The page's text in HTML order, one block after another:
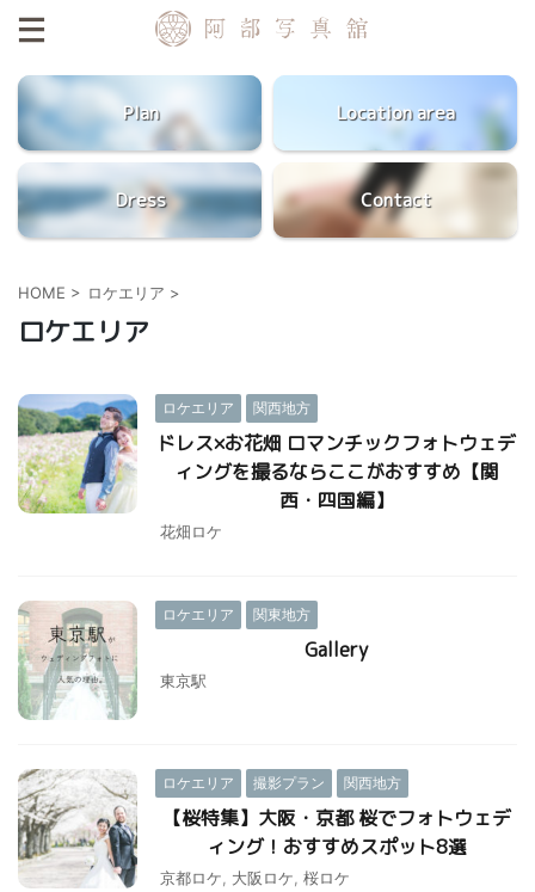
Plan Location area
Dress Contact
HOME > ロケエリア >
ロケエリア
ロケエリア 関西地方
ドレス×お花畑 ロマンチックフォトウェデ
ィングを撮るならここがおすすめ【関
西・四国編】
花畑ロケ
ロケエリア 関東地方
Gallery
東京駅
ロケエリア 撮影プラン 関西地方
【桜特集】大阪・京都 桜でフォトウェデ
ィング！おすすめスポット8選
京都ロケ 大阪ロケ 桜ロケ